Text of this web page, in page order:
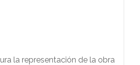
la representación de la obra